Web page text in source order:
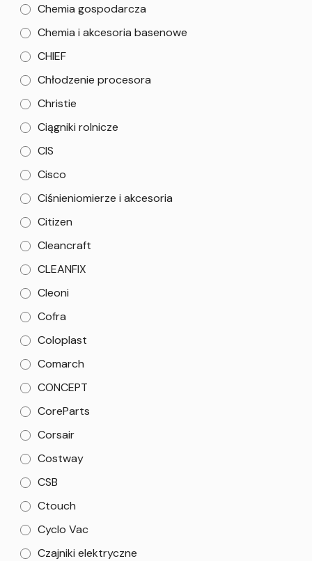
Chemia gospodarcza
Chemia i akcesoria basenowe
CHIEF
Chłodzenie procesora
Christie
Ciągniki rolnicze
CIS
Cisco
Ciśnieniomierze i akcesoria
Citizen
Cleancraft
CLEANFIX
Cleoni
Cofra
Coloplast
Comarch
CONCEPT
CoreParts
Corsair
Costway
CSB
Ctouch
Cyclo Vac
Czajniki elektryczne